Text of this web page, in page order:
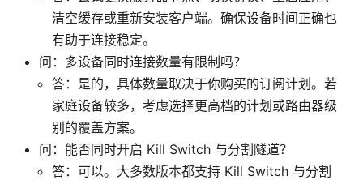
清空缓存或重新安装客户端。确保设备时间正确也
有助于连接稳定。
问：多设备同时连接数量有限制吗？
答：是的，具体数量取决于你购买的订阅计划。若
家庭设备较多，考虑选择更高档的计划或路由器级
别的覆盖方案。
问：能否同时开启 Kill Switch 与分割隧道？
答：可以。大多数版本都支持 Kill Switch 与分割